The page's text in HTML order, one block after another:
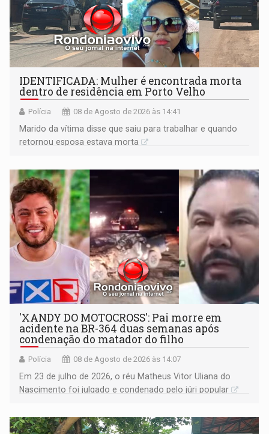
IDENTIFICADA: Mulher é encontrada morta
dentro de residência em Porto Velho
Polícia 08 de Agosto de 2026 às 14:41
Marido da vítima disse que saiu para trabalhar e quando
retornou esposa estava morta
'XANDY DO MOTOCROSS': Pai morre em
acidente na BR-364 duas semanas após
condenação do matador do filho
Polícia 08 de Agosto de 2026 às 14:07
Em 23 de julho de 2026, o réu Matheus Vitor Uliana do
Nascimento foi julgado e condenado pelo júri popular